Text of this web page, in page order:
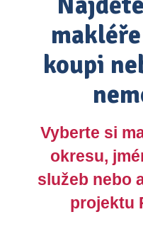
koupi
Vyberte si
okresu,
služeb nebo
projektu